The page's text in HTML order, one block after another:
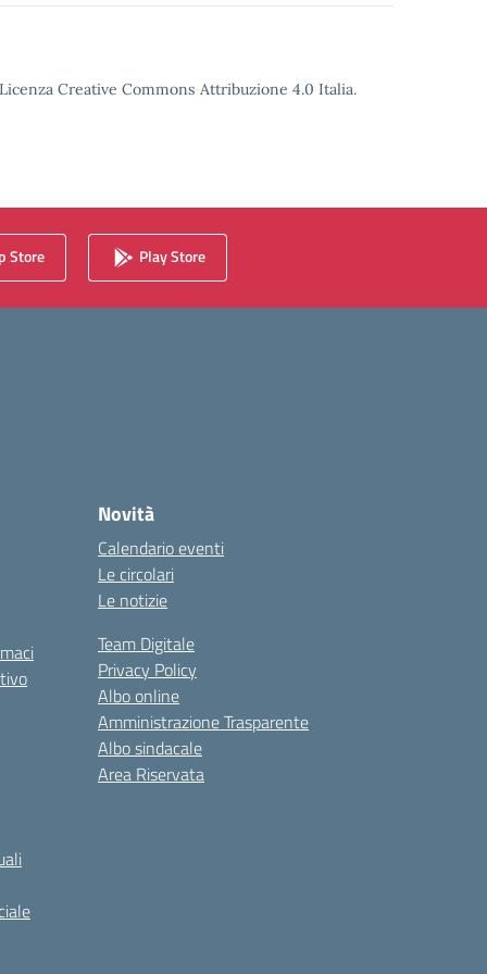
Creative Commons Attribuzione 4.0 Italia.
Store Play Store
Novità
Calendario eventi
Le circolari
Le notizie
Team Digitale
Privacy Policy
Albo online
Amministrazione Trasparente
Albo sindacale
Area Riservata